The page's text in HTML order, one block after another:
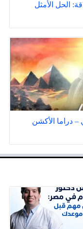
الحل الأمثل
دراما الأكشن